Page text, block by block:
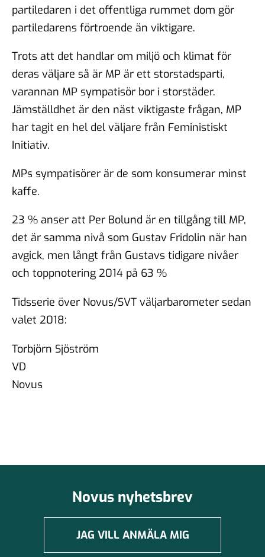
partiledaren i det offentliga rummet dom gör
partiledarens förtroende än viktigare.
Trots att det handlar om miljö och klimat för
deras väljare så är MP är ett storstadsparti,
varannan MP sympatisör bor i storstäder.
Jämställdhet är den näst viktigaste frågan, MP
har tagit en hel del väljare från Feministiskt
Initiativ.
MPs sympatisörer är de som konsumerar minst
kaffe.
23 % anser att Per Bolund är en tillgång till MP,
det är samma nivå som Gustav Fridolin när han
avgick, men långt från Gustavs tidigare nivåer
och toppnotering 2014 på 63 %
Tidsserie över Novus/SVT väljarbarometer sedan
valet 2018:
Torbjörn Sjöström
VD
Novus
Novus nyhetsbrev
JAG VILL ANMÄLA MIG